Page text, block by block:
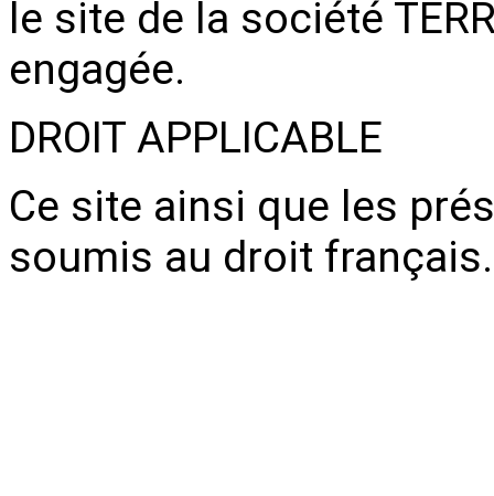
le site de la société
engagée.
DROIT APPLICABLE
Ce site ainsi que les
soumis au droit français.